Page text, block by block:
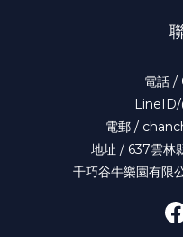
電話 /
電郵 /
地址 / 637雲林
千巧谷牛樂園有限